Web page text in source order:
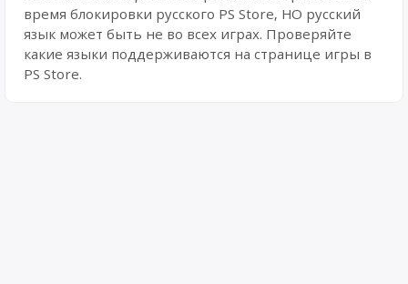
время блокировки русского PS Store, НО русский
язык может быть не во всех играх. Проверяйте
какие языки поддерживаются на странице игры в
PS Store.